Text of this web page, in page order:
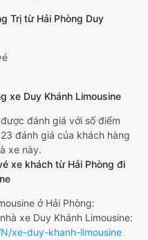
Trị từ Hải Phòng Duy
xe Duy Khánh Limousine
đánh giá với số điểm
đánh giá của khách hàng
xe này.
xe khách từ Hải Phòng đi
ở Hải Phòng:
xe Duy Khánh Limousine:
xe-duy-khanh-limousine